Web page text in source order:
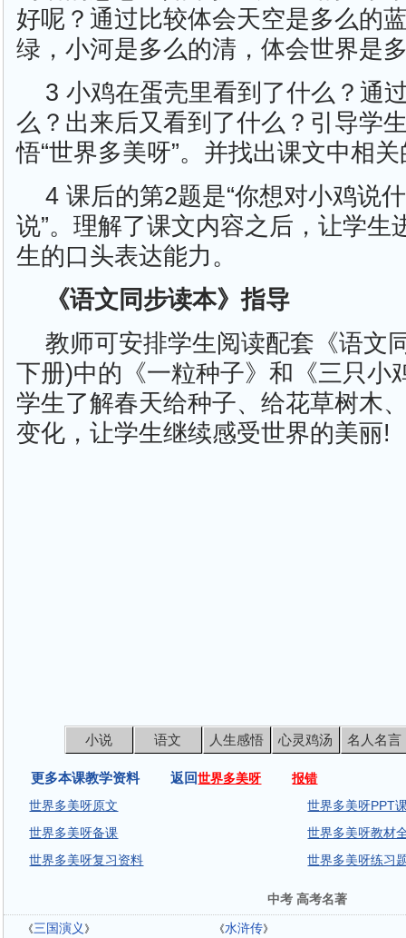
好呢？通过比较体会天空是多么的
绿，小河是多么的清，体会世界是
3 小鸡在蛋壳里看到了什么？通
么？出来后又看到了什么？引导学
悟“世界多美呀”。并找出课文中相
4 课后的第2题是“你想对小鸡说
说”。理解了课文内容之后，让学生
生的口头表达能力。
《语文同步读本》指导
教师可安排学生阅读配套《语文
下册)中的《一粒种子》和《三只小
学生了解春天给种子、给花草树木
变化，让学生继续感受世界的美丽!
小说 语文 人生感悟 心灵鸡汤 名人名言
更多本课教学资料 返回世界多美呀
报错
世界多美呀原文
世界多美呀PPT
世界多美呀备课
世界多美呀教材
世界多美呀复习资料
世界多美呀练习
中考 高考名著
《三国演义 》 《水浒传》